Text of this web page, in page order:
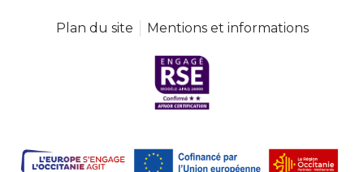
Plan du site Mentions et informations